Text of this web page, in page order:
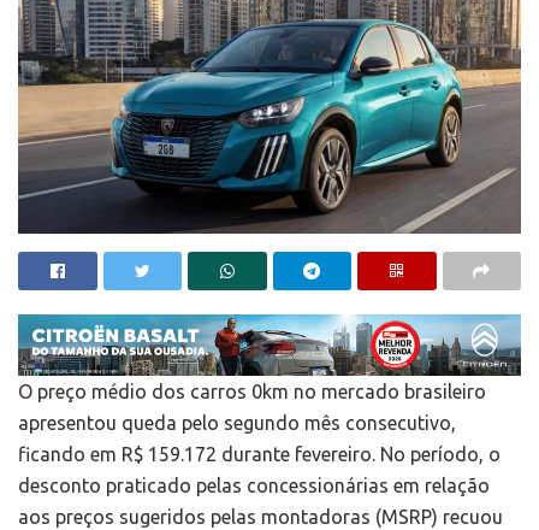
O preço médio dos carros 0km no mercado brasileiro
apresentou queda pelo segundo mês consecutivo,
ficando em R$ 159.172 durante fevereiro. No período, o
desconto praticado pelas concessionárias em relação
aos preços sugeridos pelas montadoras (MSRP) recuou